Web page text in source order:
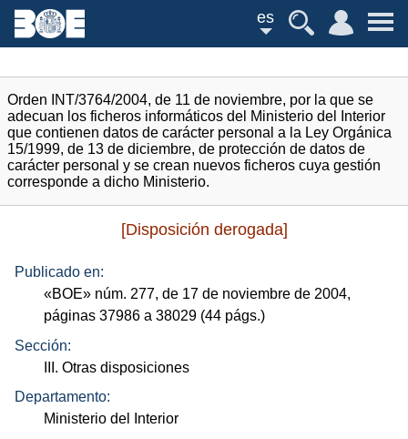
es
Orden INT/3764/2004, de 11 de noviembre, por la que se
adecuan los ficheros informáticos del Ministerio del Interior
que contienen datos de carácter personal a la Ley Orgánica
15/1999, de 13 de diciembre, de protección de datos de
carácter personal y se crean nuevos ficheros cuya gestión
corresponde a dicho Ministerio.
[Disposición derogada]
Publicado en:
«BOE» núm. 277, de 17 de noviembre de 2004,
páginas 37986 a 38029 (44 págs.)
Sección:
III. Otras disposiciones
Departamento:
Ministerio del Interior